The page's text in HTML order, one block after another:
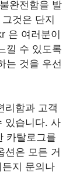
완전함을 발
것은 단지
은 여러분이
낄 수 있도록
는 것을 우선
리함과 고객
있습니다. 사
카탈로그를
션은 모든 거
지 문의나